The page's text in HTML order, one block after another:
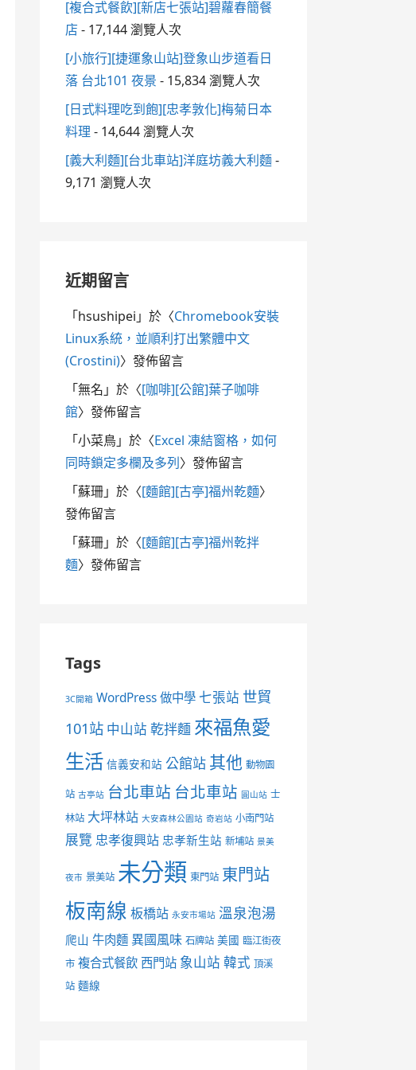
[複合式餐飲][新店七張站]碧蘿春簡餐
店- 17,144 瀏覽人次
[小旅行][捷運象山站]登象山步道看日
落 台北101 夜景 - 15,834 瀏覽人次
[日式料理吃到飽][忠孝敦化]梅菊日本
料理- 14,644 瀏覽人次
[義大利麵][台北車站]洋庭坊義大利麵-
9,171 瀏覽人次
近期留言
「hsushipei 」於〈Chromebook安裝
Linux系統，並順利打出繁體中文
(Crostini)〉發佈留言
「無名 」於〈[咖啡][公館]葉子咖啡
館〉發佈留言
「小菜鳥」於〈Excel 凍結窗格，如何
同時鎖定多欄及多列〉發佈留言
「蘇珊」於〈[麵館][古亭]福州乾麵〉
發佈留言
「蘇珊」於〈[麵館][古亭]福州乾拌
麵〉發佈留言
Tags
3C開箱 WordPress 做中學 七張站 世貿
101站 中山站 乾拌麵 來福魚愛
生活 信義安和站 公館站 其他 動物園
站 古亭站 台北車站 台北車站 圓山站 士
林站 大坪林站 大安森林公園站 奇岩站 小南門站
展覽 忠孝復興站 忠孝新生站 新埔站 景美
夜市 景美站 未分類 東門站 東門站
板南線 板橋站 永安市場站 溫泉泡湯
爬山 牛肉麵 異國風味 石牌站 美國 臨江街夜
市 複合式餐飲 西門站 象山站 韓式 頂溪
站 麵線